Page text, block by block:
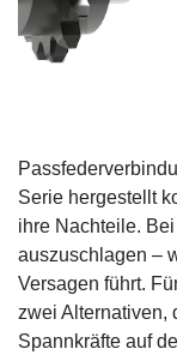
Serie hergestellt
ihre Nachteile.
auszuschlagen –
Versagen führt.
zwei Alternativen,
Spannkräfte auf